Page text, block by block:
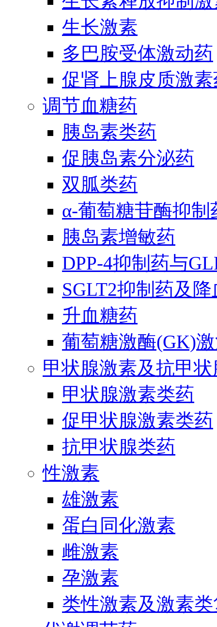
生长激素
多巴胺受体激动药
促肾上腺皮质激
调节血糖药
胰岛素类药
促胰岛素分泌药
双胍类药
α-葡萄糖苷酶抑制
胰岛素增敏药
DPP-4抑制药与
SGLT2抑制药及
升血糖药
葡萄糖激酶(GK)
甲状腺激素及抗甲
甲状腺激素类药
促甲状腺激素类药
抗甲状腺类药
性激素
雄激素
蛋白同化激素
雌激素
孕激素
类性激素及激素